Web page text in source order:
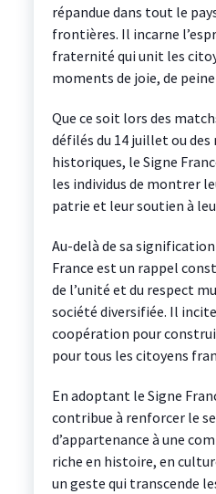
répandue dans tout le
frontières. Il incarne
fraternité qui unit les
moments de joie, de
Que ce soit lors des
défilés du 14 juillet ou
historiques, le Signe
les individus de montrer
patrie et leur soutien à
Au-delà de sa
France est un rappel
de l’unité et du respect
société diversifiée. Il
coopération pour
pour tous les citoyens
En adoptant le Signe
contribue à renforcer le
d’appartenance à une
riche en histoire, en
un geste qui transcende